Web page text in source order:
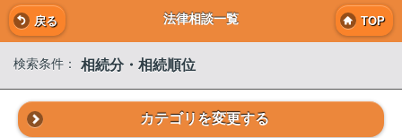
戻る 法律相談一覧 TOP
検索条件： 相続分・相続順位
カテゴリを変更する